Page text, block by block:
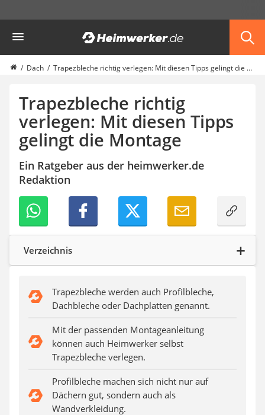
Haus & Bau
Außenleuchte mit Kamera
Ozongenerator
Smart-Home-Rauchmelder
Schlüsseltresor
Überwachungskameras außen
Regendusche
Reizstromgerät
Infrarot-Thermometer
GPS-Tracker
Digitale Zeitschaltuhr
Paketbriefkasten
Fensterkontaktschalter
Hygrometer
LED-Baustrahler
LED-Beamer
Video-Türsprechanlage
Dach Trapezbleche richtig verlegen: Mit diesen Tipps gelingt die Montage
Trapezbleche richtig
verlegen: Mit diesen Tipps
gelingt die Montage
Ein Ratgeber aus der heimwerker.de
Redaktion
Verzeichnis
Trapezbleche werden auch Profilbleche,
Dachbleche oder Dachplatten genannt.
Mit der passenden Montageanleitung
können auch Heimwerker selbst
Trapezbleche verlegen.
Profilbleche machen sich nicht nur auf
Dächern gut, sondern auch als
Wandverkleidung.